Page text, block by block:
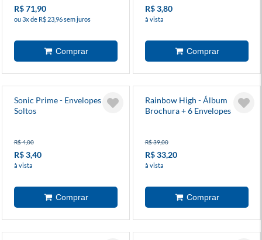
R$ 71,90
ou 3x de R$ 23,96 sem juros
R$ 3,80
à vista
Sonic Prime - Envelopes
Soltos
R$ 4,00
R$ 3,40
à vista
Rainbow High - Álbum
Brochura + 6 Envelopes
R$ 39,00
R$ 33,20
à vista